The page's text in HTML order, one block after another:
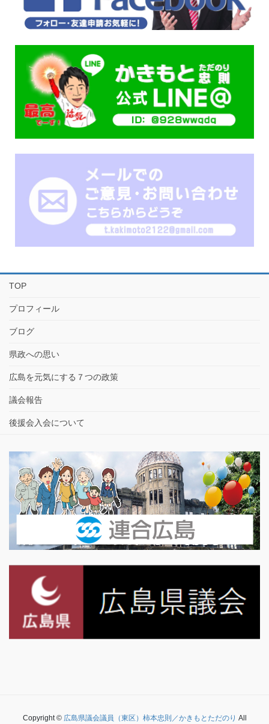
TOP
プロフィール
ブログ
県政への思い
広島を元気にする７つの政策
議会報告
後援会入会について
Copyright © 広島県議会議員（東区）柿本忠則／かきもとただのり All